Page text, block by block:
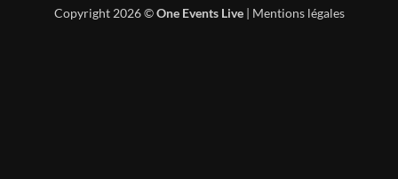
Copyright 2026 ©One Events Live| Mentions légales